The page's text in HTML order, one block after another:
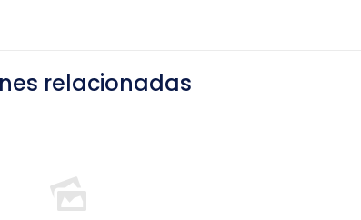
relacionadas